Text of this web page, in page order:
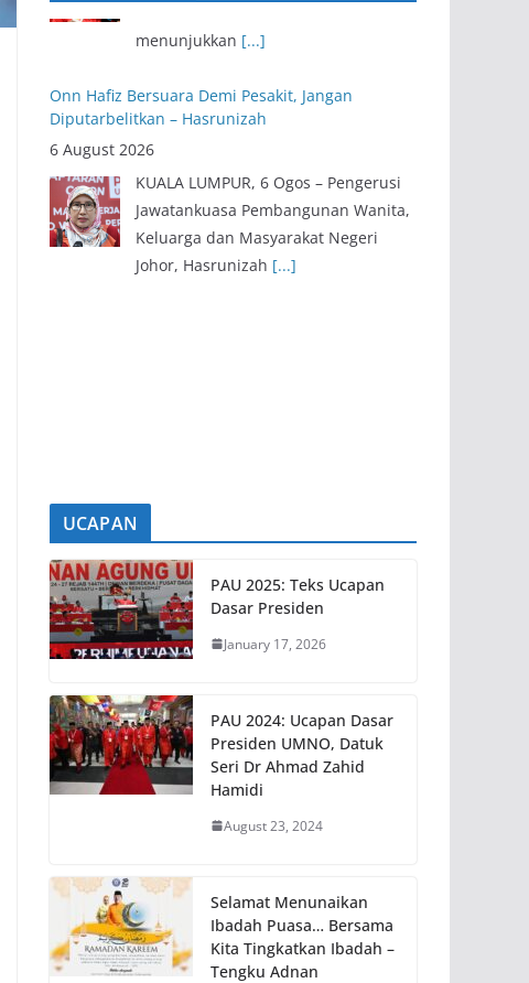
Onn Hafiz Bersuara Demi Pesakit, Jangan
Diputarbelitkan – Hasrunizah
6 August 2026
KUALA LUMPUR, 6 Ogos – Pengerusi
Jawatankuasa Pembangunan Wanita,
Keluarga dan Masyarakat Negeri
Johor, Hasrunizah
[...]
Pendaftaran Keahlian UMNO Terus Meningkat,
Anak Muda Dominasi Ahli Baharu
UCAPAN
PAU 2025: Teks Ucapan
Dasar Presiden
January 17, 2026
PAU 2024: Ucapan Dasar
Presiden UMNO, Datuk
Seri Dr Ahmad Zahid
Hamidi
August 23, 2024
Selamat Menunaikan
Ibadah Puasa… Bersama
Kita Tingkatkan Ibadah –
Tengku Adnan